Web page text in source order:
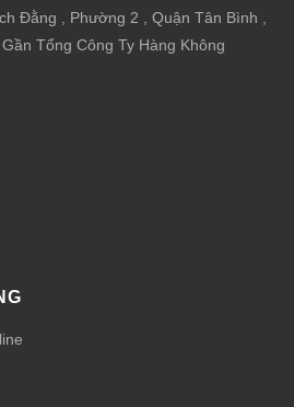
Đằng , Phường 2 , Quận Tân Bình ,
Tổng Công Ty Hàng Không